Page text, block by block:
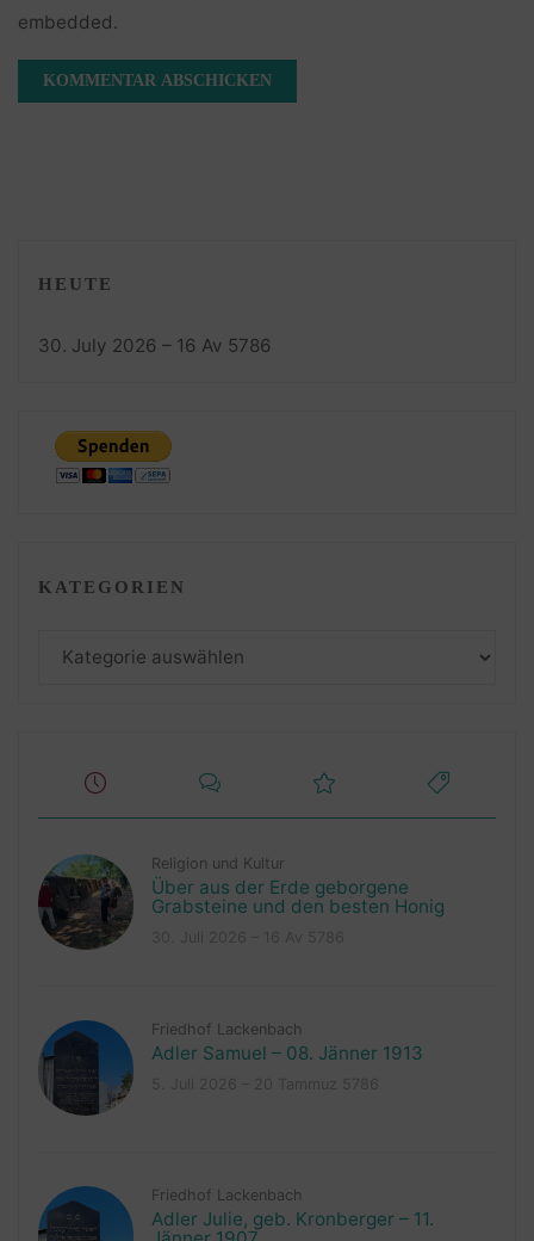
embedded.
HEUTE
30. July 2026 – 16 Av 5786
KATEGORIEN
Kategorien
Religion und Kultur
Über aus der Erde geborgene
Grabsteine und den besten Honig
Friedhof Lackenbach
Adler Samuel – 08. Jänner 1913
Friedhof Lackenbach
Adler Julie, geb. Kronberger – 11.